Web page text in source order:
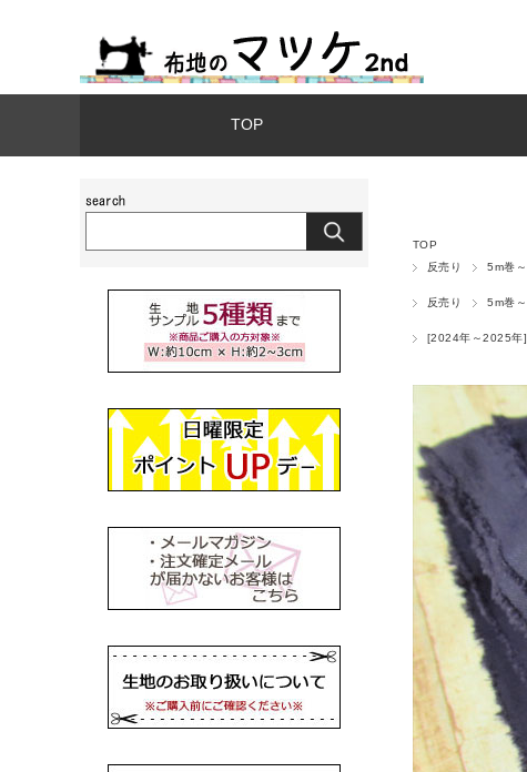
TOP
TOP
反売り
5m巻～
反売り 5m巻～
[2024年～2025年]